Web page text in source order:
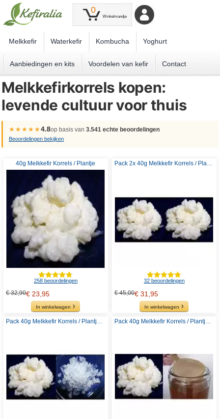
0
Winkelmandje
Melkkefir Waterkefir Kombucha Yoghurt
Aanbiedingen en kits Voordelen van kefir Contact
Melkkefirkorrels kopen:
levende cultuur voor thuis
★★★★★4.8op basis van 3.541 echte beoordelingen
Beoordelingen bekijken
40g Melkkefir Korrels / Plantje
258 beoordelingen
€ 32,90€ 23,95
In winkelwagen
32 beoordelingen
€ 45,00€ 31,95
In winkelwagen